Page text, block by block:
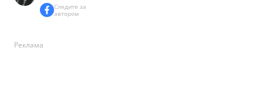
Следите за
автором
Реклама